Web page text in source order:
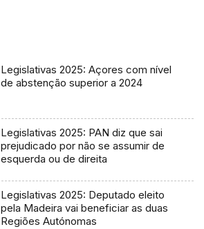
Legislativas 2025: Açores com nível
de abstenção superior a 2024
Legislativas 2025: PAN diz que sai
prejudicado por não se assumir de
esquerda ou de direita
Legislativas 2025: Deputado eleito
pela Madeira vai beneficiar as duas
Regiões Autónomas